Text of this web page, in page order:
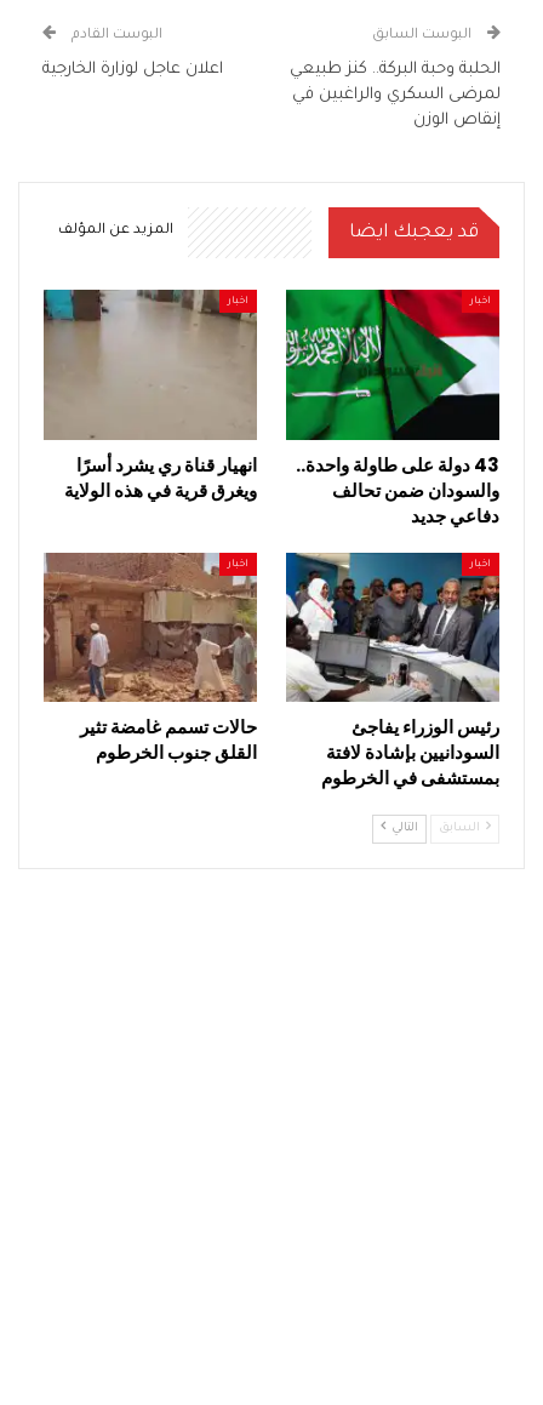
البوست السابق
الحلبة وحبة البركة.. كنز طبيعي
لمرضى السكري والراغبين في
إنقاص الوزن
البوست القادم
اعلان عاجل لوزارة الخارجية
قد يعجبك ايضا المزيد عن المؤلف
اخبار
43 دولة على طاولة واحدة..
والسودان ضمن تحالف
دفاعي جديد
اخبار
انهيار قناة ري يشرد أسرًا
ويغرق قرية في هذه الولاية
اخبار
رئيس الوزراء يفاجئ
السودانيين بإشادة لافتة
بمستشفى في الخرطوم
اخبار
حالات تسمم غامضة تثير
القلق جنوب الخرطوم
السابق التالي